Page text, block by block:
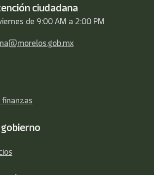
ciudadana
de 9:00 AM a 2:00 PM